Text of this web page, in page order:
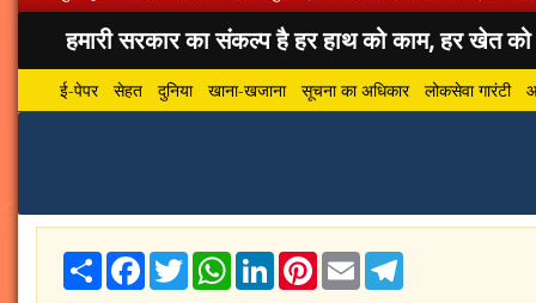
हमारी सरकार का संकल्प है हर हाथ को काम, हर खेत को
ई-पेपर सेहत दुनिया खाना-खजाना सूचना का अधिकार लोकसेवा गारंटी
ShareFacebook
TwitterWhatsApp
LinkedInPinterest
Email